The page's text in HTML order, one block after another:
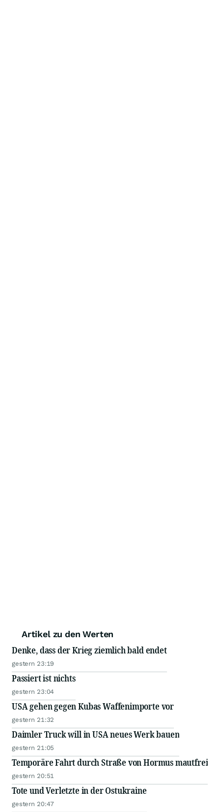
Artikel zu den Werten
Denke, dass der Krieg ziemlich bald endet
gestern 23:19
Passiert ist nichts
gestern 23:04
USA gehen gegen Kubas Waffenimporte vor
gestern 21:32
Daimler Truck will in USA neues Werk bauen
gestern 21:05
Temporäre Fahrt durch Straße von Hormus mautfrei
gestern 20:51
Tote und Verletzte in der Ostukraine
gestern 20:47